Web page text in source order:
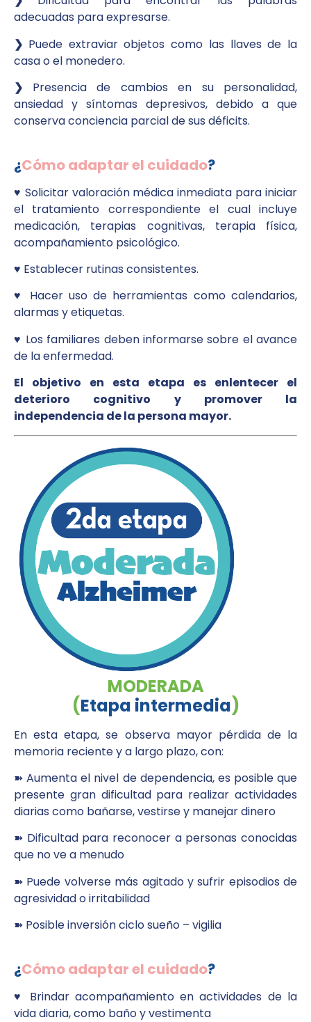
adecuadas para expresarse.
❯ Puede extraviar objetos como las llaves de la
casa o el monedero.
❯ Presencia de cambios en su personalidad,
ansiedad y síntomas depresivos, debido a que
conserva conciencia parcial de sus déficits.
¿Cómo adaptar el cuidado?
♥︎ Solicitar valoración médica inmediata para iniciar
el tratamiento correspondiente el cual incluye
medicación, terapias cognitivas, terapia física,
acompañamiento psicológico.
♥︎ Establecer rutinas consistentes.
♥︎ Hacer uso de herramientas como calendarios,
alarmas y etiquetas.
♥︎ Los familiares deben informarse sobre el avance
de la enfermedad.
El objetivo en esta etapa es enlentecer el
deterioro cognitivo y promover la
independencia de la persona mayor.
MODERADA
(Etapa intermedia)
En esta etapa, se observa mayor pérdida de la
memoria reciente y a largo plazo, con:
➽ Aumenta el nivel de dependencia, es posible que
presente gran dificultad para realizar actividades
diarias como bañarse, vestirse y manejar dinero
➽ Dificultad para reconocer a personas conocidas
que no ve a menudo
➽ Puede volverse más agitado y sufrir episodios de
agresividad o irritabilidad
➽ Posible inversión ciclo sueño – vigilia
¿Cómo adaptar el cuidado?
♥︎ Brindar acompañamiento en actividades de la
vida diaria, como baño y vestimenta